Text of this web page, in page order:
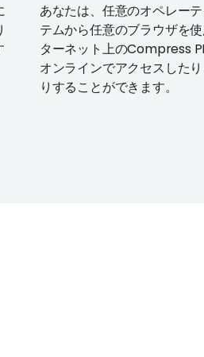
あなたは、任意のオペレー
テムから任意のブラウザを
ターネット上のCompress
オンラインでアクセスした
りすることができます。